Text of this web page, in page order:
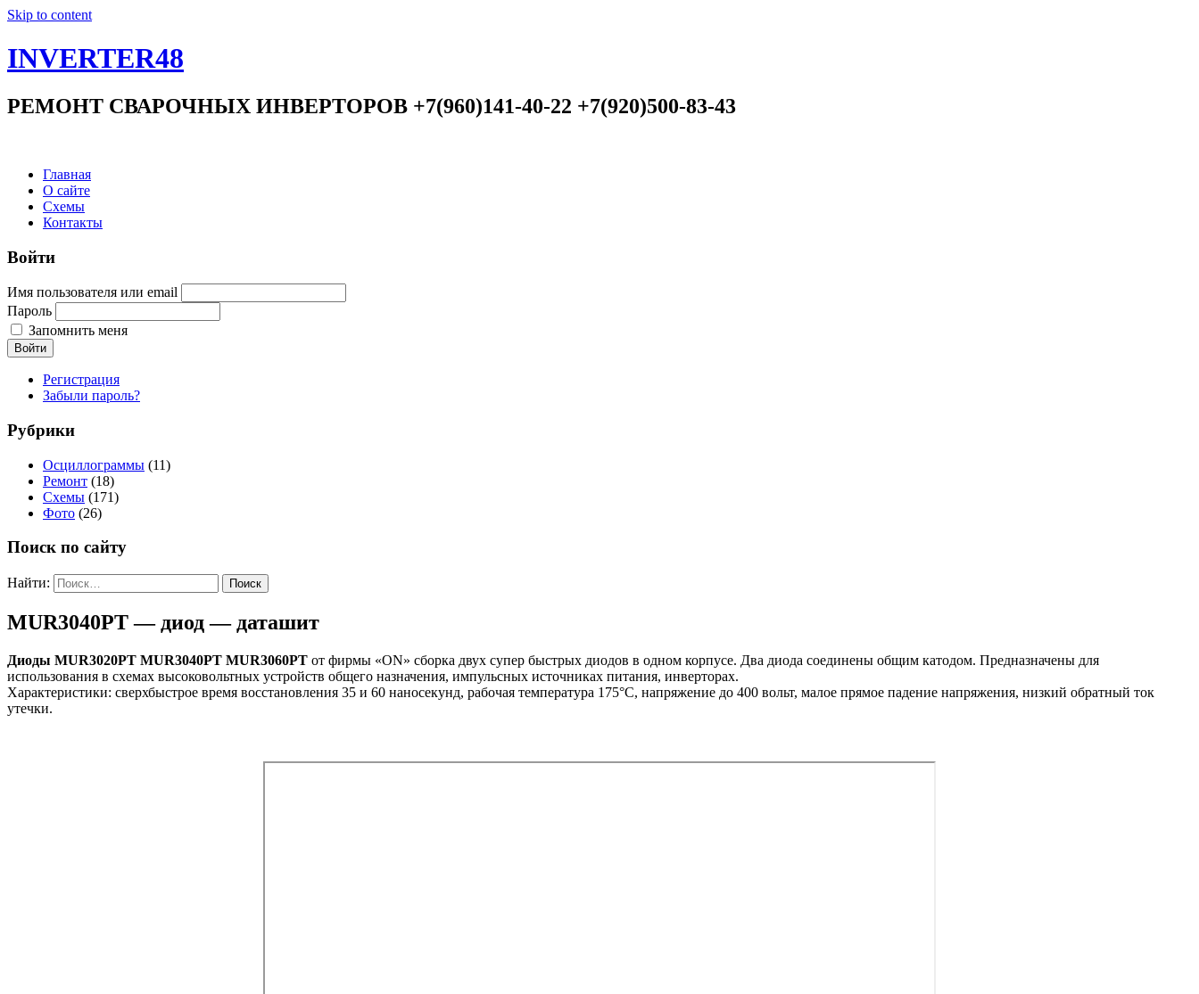
Skip to content
INVERTER48
РЕМОНТ СВАРОЧНЫХ ИНВЕРТОРОВ +7(960)141-40-22 +7(920)500-83-43
Главная
О сайте
Схемы
Контакты
Войти
Имя пользователя или email
Пароль
Запомнить меня
Войти
Регистрация
Забыли пароль?
Рубрики
Осциллограммы (11)
Ремонт (18)
Схемы (171)
Фото (26)
Поиск по сайту
Найти:
MUR3040PT — диод — даташит
Диоды MUR3020PT MUR3040PT MUR3060PT от фирмы «ON» сборка двух супер быстрых диодов в одном корпусе. Два диода соединены общим катодом. Предназначены для
использования в схемах высоковольтных устройств общего назначения, импульсных источниках питания, инверторах.
Характеристики: сверхбыстрое время восстановления 35 и 60 наносекунд, рабочая температура 175°C, напряжение до 400 вольт, малое прямое падение напряжения, низкий обратный ток
утечки.